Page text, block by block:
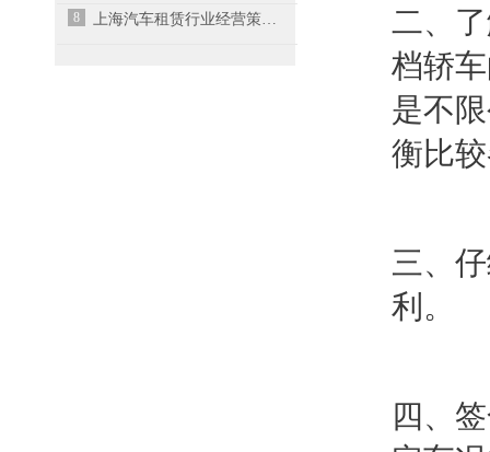
8 上海汽车租赁行业经营策略有哪些呢？
二、
档轿
是不
衡比
三、
利。
四、